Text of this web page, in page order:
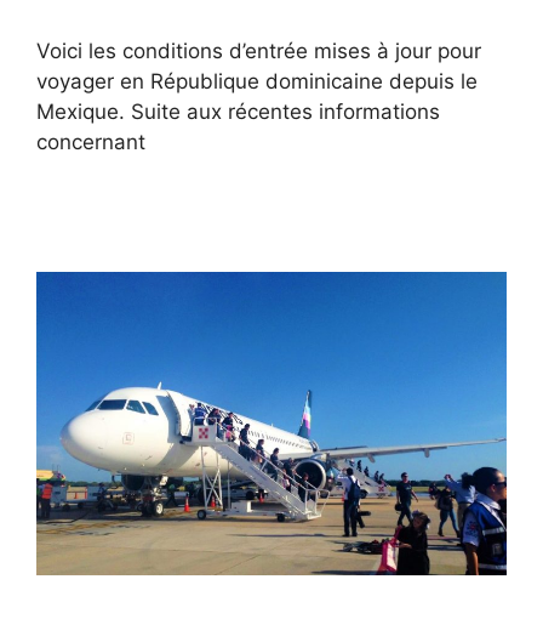
Voici les conditions d’entrée mises à jour pour
voyager en République dominicaine depuis le
Mexique. Suite aux récentes informations
concernant